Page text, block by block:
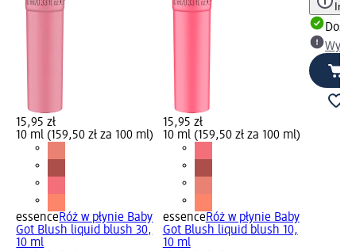
15,95 zł
10 ml (159,50 zł za 100 ml)
essenceRóż w płynie Baby
Got Blush liquid blush 30,
10 ml
15,95 zł
10 ml (159,50 zł za 100 ml)
essenceRóż w płynie Baby
Got Blush liquid blush 10,
10 ml